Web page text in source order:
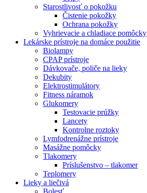
Starostlivosť o pokožku
Čistenie pokožky
Ochrana pokožky
Vyhrievacie a chladiace pomôcky
Lekárske prístroje na domáce použitie
Biolampy
CPAP prístroje
Dávkovače, poliče na lieky
Dekubity
Elektrostimulátory
Fitness náramok
Glukomery
Testovacie prúžky
Lancety
Kontrolne roztoky
Lymfodrenážne prístroje
Masážne pomôcky
Tlakomery
Príslušenstvo – tlakomer
Teplomery
Lieky a liečivá